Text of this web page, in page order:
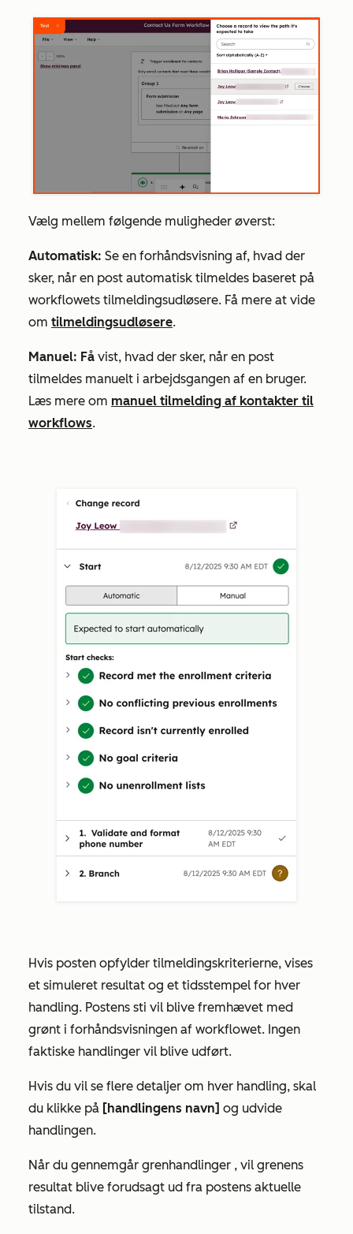
Vælg mellem følgende muligheder øverst:
Automatisk: Se en forhåndsvisning af, hvad der
sker, når en post automatisk tilmeldes baseret på
workflowets tilmeldingsudløsere. Få mere at vide
om tilmeldingsudløsere.
Manuel: Få vist, hvad der sker, når en post
tilmeldes manuelt i arbejdsgangen af en bruger.
Læs mere om manuel tilmelding af kontakter til
workflows.
Hvis posten opfylder tilmeldingskriterierne, vises
et simuleret resultat og et tidsstempel for hver
handling. Postens sti vil blive fremhævet med
grønt i forhåndsvisningen af workflowet. Ingen
faktiske handlinger vil blive udført.
Hvis du vil se flere detaljer om hver handling, skal
du klikke på [handlingens navn] og udvide
handlingen.
Når du gennemgår grenhandlinger , vil grenens
resultat blive forudsagt ud fra postens aktuelle
tilstand.